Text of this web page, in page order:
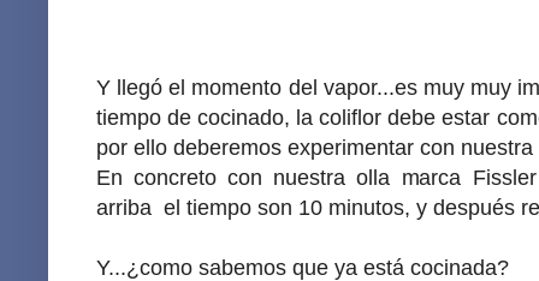
Y llegó el momento del vapor...es muy muy
tiempo de cocinado, la coliflor debe estar
por ello deberemos experimentar con
En concreto con nuestra olla marca
arriba el tiempo son 10 minutos, y después
Y...¿como sabemos que ya está cocinada?